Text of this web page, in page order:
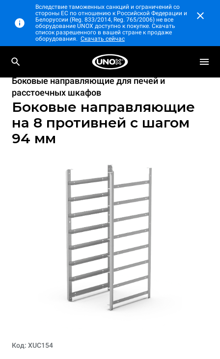
Вследствие таможенных санкций и ограничений со
стороны ЕС по отношению к Российской Федерации и
Белоруссии (Reg. 833/2014, Reg. 765/2006) не все
оборудование UNOX доступно к покупке. Скачать
список разрешенного в вашей стране к продаже
оборудования. Скачать сейчас
Боковые направляющие для печей и
расстоечных шкафов
Боковые направляющие
на 8 противней с шагом
94 мм
Код: XUC154